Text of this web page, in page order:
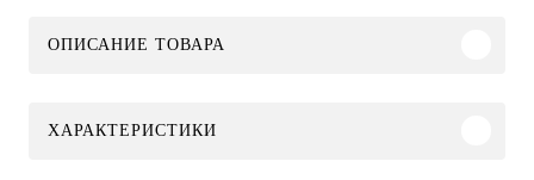
ОПИСАНИЕ ТОВАРА
ХАРАКТЕРИСТИКИ